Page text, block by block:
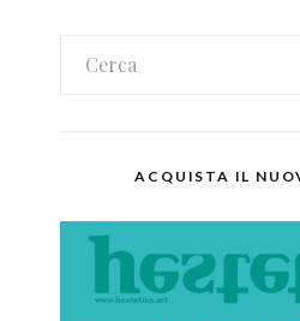
ACQUISTA IL